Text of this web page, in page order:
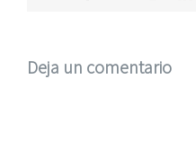
Deja un comentario